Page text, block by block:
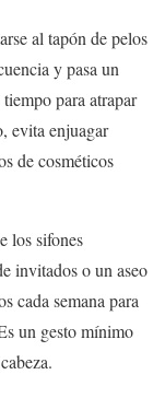
al tapón de pelos
y pasa un
para atrapar
evita enjuagar
de cosméticos
los sifones
invitados o un aseo
cada semana para
un gesto mínimo